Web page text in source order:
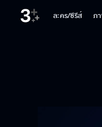
ละคร/ซีรีส์ ภ